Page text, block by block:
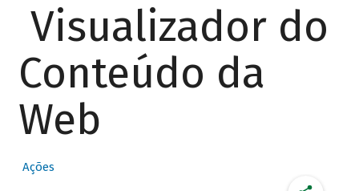
Visualizador do
Conteúdo da
Web
Ações